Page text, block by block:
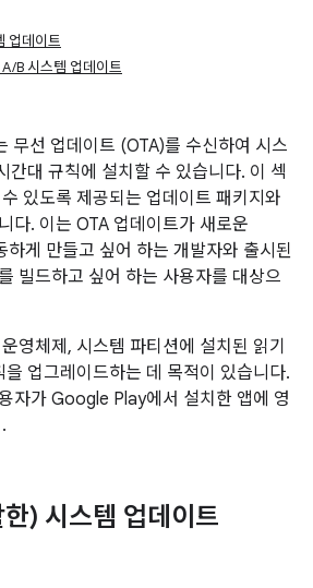
업데이트
B 시스템 업데이트
무선 업데이트 (OTA)를 수신하여 시스
간대 규칙에 설치할 수 있습니다. 이 섹
있도록 제공되는 업데이트 패키지와
다. 이는 OTA 업데이트가 새로운
게 만들고 싶어 하는 개발자와 출시된
빌드하고 싶어 하는 사용자를 대상으
영체제, 시스템 파티션에 설치된 읽기
업그레이드하는 데 목적이 있습니다.
자가 Google Play에서 설치한 앱에 영
) 시스템 업데이트